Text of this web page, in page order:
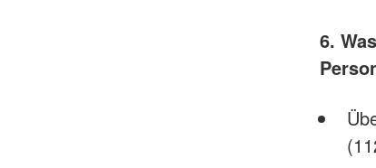
6.